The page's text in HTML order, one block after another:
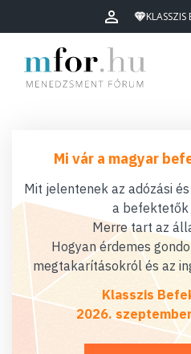
KLASSZIS
Mi vár a magyar
Mit jelentenek az adózási
a befektetők
Merre tart az
Hogyan érdemes
megtakarításokról és az
Klasszis
2026.